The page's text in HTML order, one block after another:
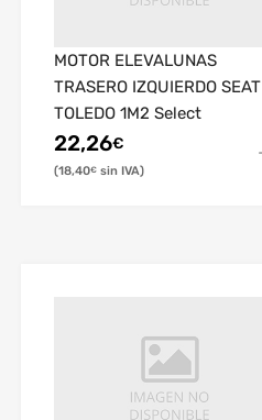
MOTOR ELEVALUNAS
TRASERO IZQUIERDO SEAT
TOLEDO 1M2 Select
22,26€
18,40€